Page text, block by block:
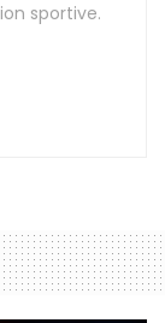
sportive.